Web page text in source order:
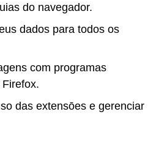
do navegador.
dados para todos os
com programas
das extensōes e gerenciar